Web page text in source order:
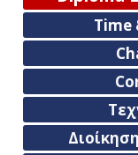
Time